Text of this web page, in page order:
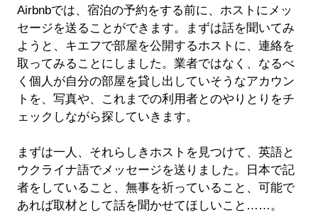
Airbnbでは、宿泊の予約をする前に、ホストにメッ
セージを送ることができます。まずは話を聞いてみ
ようと、キエフで部屋を公開するホストに、連絡を
取ってみることにしました。業者ではなく、なるべ
く個人が自分の部屋を貸し出していそうなアカウン
トを、写真や、これまでの利用者とのやりとりをチ
ェックしながら探していきます。
まずは一人、それらしきホストを見つけて、英語と
ウクライナ語でメッセージを送りました。日本で記
者をしていること、無事を祈っていること、可能で
あれば取材として話を聞かせてほしいこと……。